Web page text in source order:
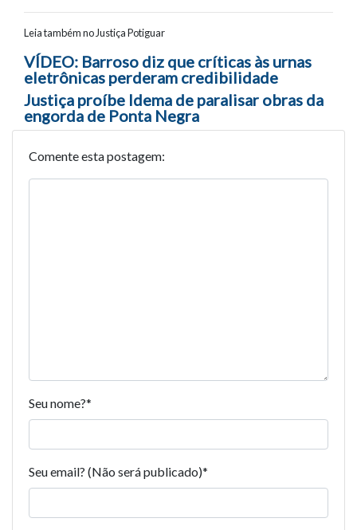
Leia também no Justiça Potiguar
Navegação entre posts
VÍDEO: Barroso diz que críticas às urnas
eletrônicas perderam credibilidade
Justiça proíbe Idema de paralisar obras da
engorda de Ponta Negra
Comente esta postagem:
Seu nome?*
Seu email? (Não será publicado)*